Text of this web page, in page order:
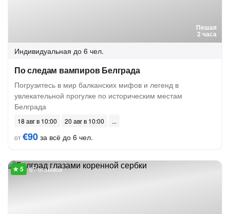
Пешая
2 часа
Индивидуальная до 6 чел.
По следам вампиров Белграда
Погрузитесь в мир балканских мифов и легенд в
увлекательной прогулке по историческим местам
Белграда
18 авг в 10:00
20 авг в 10:00
от€90 за всё до 6 чел.
67 отзывов